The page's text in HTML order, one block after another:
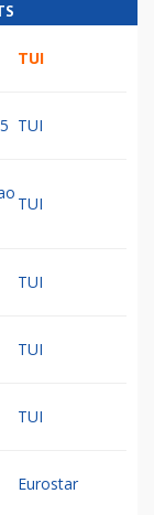
TUI
TUI
TUI
TUI
TUI
TUI
Eurostar